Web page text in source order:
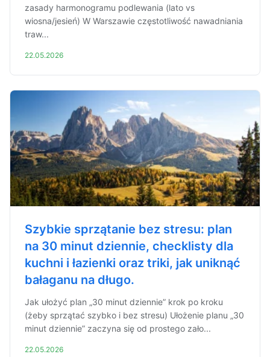
zasady harmonogramu podlewania (lato vs
wiosna/jesień) W Warszawie częstotliwość nawadniania
traw...
22.05.2026
Szybkie sprzątanie bez stresu: plan
na 30 minut dziennie, checklisty dla
kuchni i łazienki oraz triki, jak uniknąć
bałaganu na długo.
Jak ułożyć plan „30 minut dziennie” krok po kroku
(żeby sprzątać szybko i bez stresu) Ułożenie planu „30
minut dziennie” zaczyna się od prostego zało...
22.05.2026